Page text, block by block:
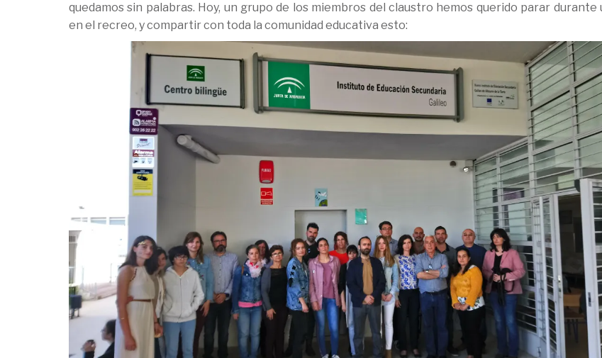
quedamos sin palabras. Hoy, un grupo de los miembros del claustro hemos querido parar durante
en el recreo, y compartir con toda la comunidad educativa esto: